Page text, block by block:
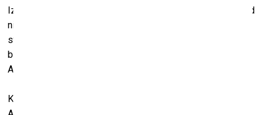
Izstāde ir daļa no Latvijas paviljona ekspozīcijas “O day and
night, but this is wondrous strange… and therefore as a
stranger give it welcome”, ko 2024. gadā 60. Venēcijas
biennāles starptautiskajā mākslas izstādē veidojusi
Amanda Ziemele (1990).
Kā saka kurators Ādams Budaks: “Šī izstāde pārpozicionē